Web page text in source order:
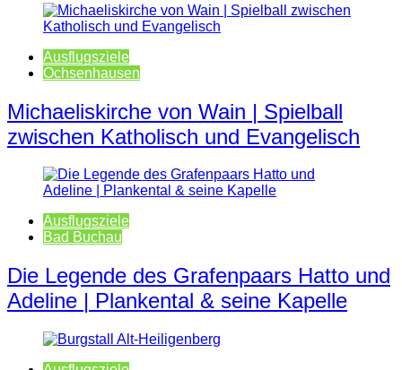
Ausflugsziele
Ochsenhausen
Michaeliskirche von Wain | Spielball
zwischen Katholisch und Evangelisch
Ausflugsziele
Bad Buchau
Die Legende des Grafenpaars Hatto und
Adeline | Plankental & seine Kapelle